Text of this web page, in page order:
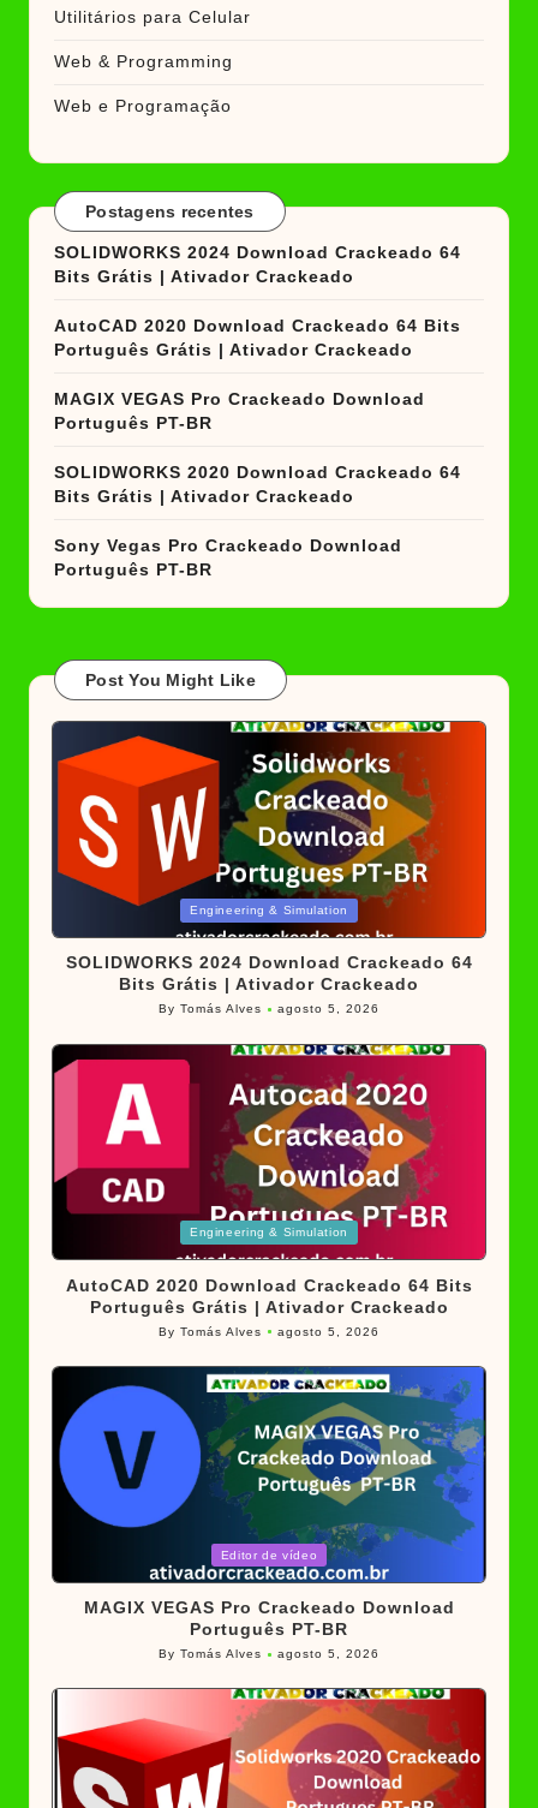
Utilitários para Celular
Web & Programming
Web e Programação
Postagens recentes
SOLIDWORKS 2024 Download Crackeado 64
Bits Grátis | Ativador Crackeado
AutoCAD 2020 Download Crackeado 64 Bits
Português Grátis | Ativador Crackeado
MAGIX VEGAS Pro Crackeado Download
Português PT-BR
SOLIDWORKS 2020 Download Crackeado 64
Bits Grátis | Ativador Crackeado
Sony Vegas Pro Crackeado Download
Português PT-BR
Post You Might Like
in
Engineering & Simulation
SOLIDWORKS 2024 Download Crackeado 64
Bits Grátis | Ativador Crackeado
Posted
ByTomás Alves agosto 5, 2026
in
Engineering & Simulation
AutoCAD 2020 Download Crackeado 64 Bits
Português Grátis | Ativador Crackeado
Posted
ByTomás Alves agosto 5, 2026
in
Editor de vídeo
MAGIX VEGAS Pro Crackeado Download
Português PT-BR
Posted
ByTomás Alves agosto 5, 2026